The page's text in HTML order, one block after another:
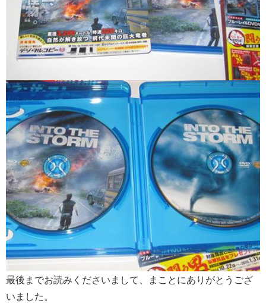
最後までお読みくださいまして、まことにありがとうござ
いました。